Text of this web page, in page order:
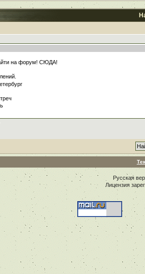
Русская
Лицензия